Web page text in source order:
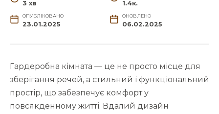
3 хв 1.4к.
ОПУБЛІКОВАНО
23.01.2025
ОНОВЛЕНО
06.02.2025
Гардеробна кімната — це не просто місце для
зберігання речей, а стильний і функціональний
простір, що забезпечує комфорт у
повсякденному житті. Вдалий дизайн